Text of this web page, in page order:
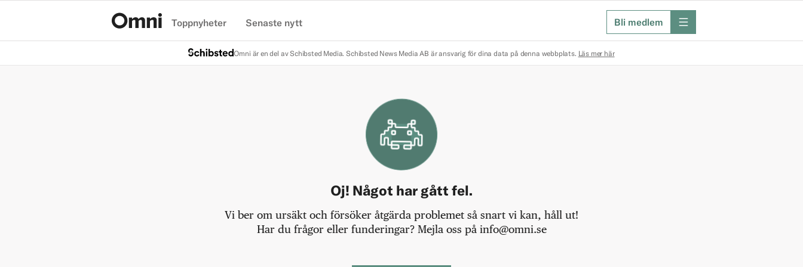
Toppnyheter Senaste nytt Bli medlem meny
Omni är en del av Schibsted Media. Schibsted News Media AB är ansvarig för dina data på denna webbplats. Läs mer här
Oj! Något har gått fel.
Vi ber om ursäkt och försöker åtgärda problemet så snart vi kan, håll ut!
Har du frågor eller funderingar? Mejla oss på info@omni.se